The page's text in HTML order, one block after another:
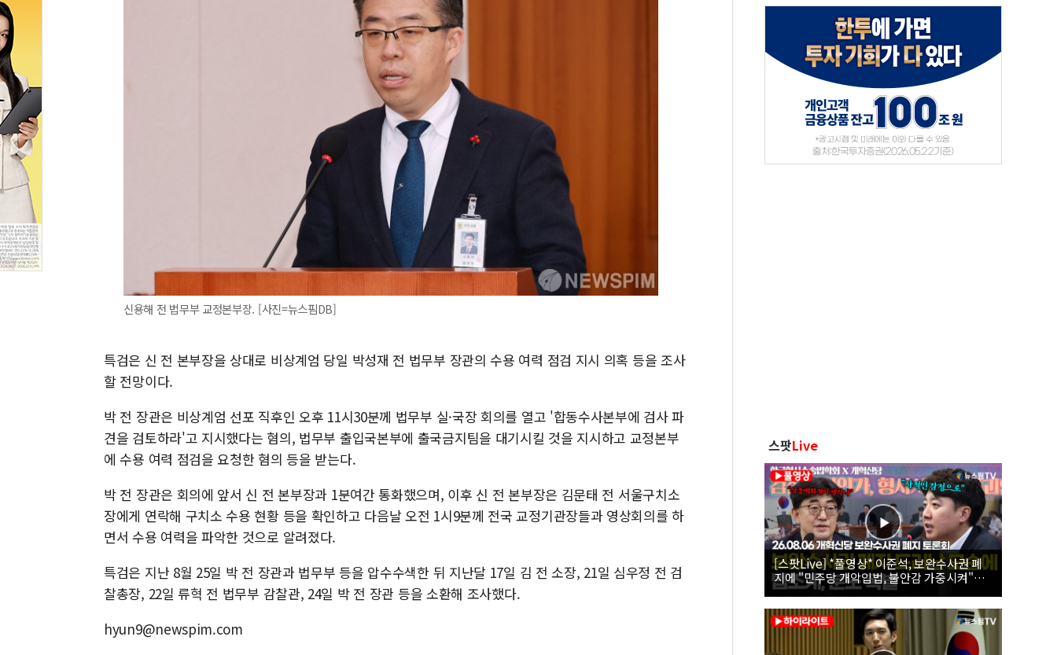
신용해 전 법무부 교정본부장. [사진=뉴스핌DB]
특검은 신 전 본부장을 상대로 비상계엄 당일 박성재 전 법무부 장관의 수용 여력 점검 지시 의혹 등을 조사
할 전망이다.
박 전 장관은 비상계엄 선포 직후인 오후 11시30분께 법무부 실·국장 회의를 열고 '합동수사본부에 검사 파
견을 검토하라'고 지시했다는 혐의, 법무부 출입국본부에 출국금지팀을 대기시킬 것을 지시하고 교정본부
에 수용 여력 점검을 요청한 혐의 등을 받는다.
박 전 장관은 회의에 앞서 신 전 본부장과 1분여간 통화했으며, 이후 신 전 본부장은 김문태 전 서울구치소
장에게 연락해 구치소 수용 현황 등을 확인하고 다음날 오전 1시9분께 전국 교정기관장들과 영상회의를 하
면서 수용 여력을 파악한 것으로 알려졌다.
특검은 지난 8월 25일 박 전 장관과 법무부 등을 압수수색한 뒤 지난달 17일 김 전 소장, 21일 심우정 전 검
찰총장, 22일 류혁 전 법무부 감찰관, 24일 박 전 장관 등을 소환해 조사했다.
hyun9@newspim.com
스팟Live
[스팟Live] *풀영상* 이준석, 보완수사권 폐
지에 "민주당 개악입법, 불안감 가중시켜"｜
26.08.06 개혁신당 보완수사권 폐지 토론회